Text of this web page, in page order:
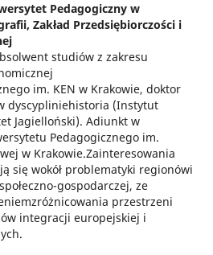
Pedagogiczny w
Zakład Przedsiębiorczości i
studiów z zakresu
im. KEN w Krakowie, doktor
dyscypliniehistoria (Instytut
Jagielloński). Adiunkt w
Pedagogicznego im.
w Krakowie.Zainteresowania
się wokół problematyki regionówi
gospodarczej, ze
przestrzeni
integracji europejskiej i